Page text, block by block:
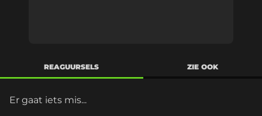
REAGUURSELS ZIE OOK
Er gaat iets mis...